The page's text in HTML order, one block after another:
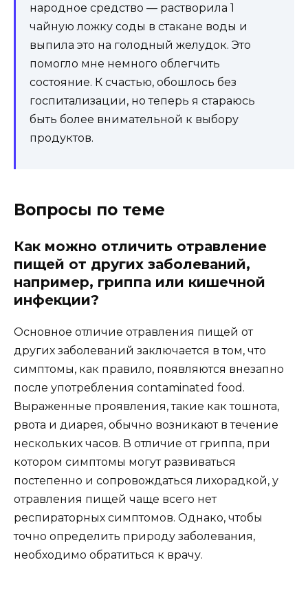
народное средство — растворила 1
чайную ложку соды в стакане воды и
выпила это на голодный желудок. Это
помогло мне немного облегчить
состояние. К счастью, обошлось без
госпитализации, но теперь я стараюсь
быть более внимательной к выбору
продуктов.
Вопросы по теме
Как можно отличить отравление
пищей от других заболеваний,
например, гриппа или кишечной
инфекции?
Основное отличие отравления пищей от
других заболеваний заключается в том, что
симптомы, как правило, появляются внезапно
после употребления contaminated food.
Выраженные проявления, такие как тошнота,
рвота и диарея, обычно возникают в течение
нескольких часов. В отличие от гриппа, при
котором симптомы могут развиваться
постепенно и сопровождаться лихорадкой, у
отравления пищей чаще всего нет
респираторных симптомов. Однако, чтобы
точно определить природу заболевания,
необходимо обратиться к врачу.